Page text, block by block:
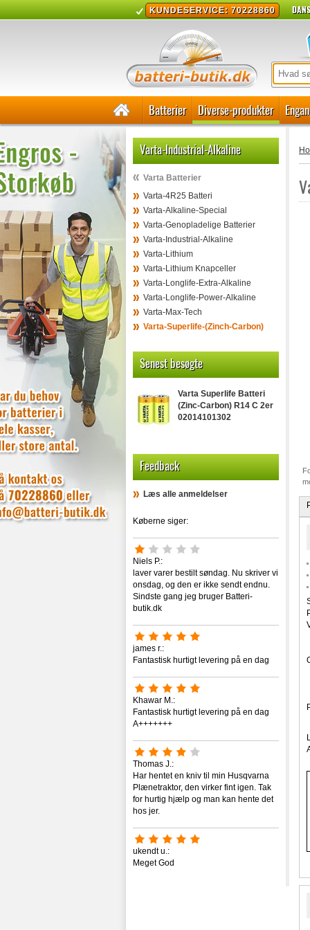
KUNDESERVICE: 70228860
Batterier Diverse-produkter
Varta-Industrial-Alkaline
Varta Batterier
Varta-4R25 Batteri
Varta-Alkaline-Special
Varta-Genopladelige Batterier
Varta-Industrial-Alkaline
Varta-Lithium
Varta-Lithium Knapceller
Varta-Longlife-Extra-Alkaline
Varta-Longlife-Power-Alkaline
Varta-Max-Tech
Varta-Superlife-(Zinch-Carbon)
Senest besøgte
Varta Superlife Batteri
(Zinc-Carbon) R14 C 2er
02014101302
Feedback
Læs alle anmeldelser
Køberne siger:
Niels P.:
laver varer bestilt søndag. Nu skriver vi
onsdag, og den er ikke sendt endnu.
Sindste gang jeg bruger Batteri-
butik.dk
james r.:
Fantastisk hurtigt levering på en dag
Khawar M.:
Fantastisk hurtigt levering på en dag
A+++++++
Thomas J.:
Har hentet en kniv til min Husqvarna
Plænetraktor, den virker fint igen. Tak
for hurtig hjælp og man kan hente det
hos jer.
ukendt u.:
Meget God